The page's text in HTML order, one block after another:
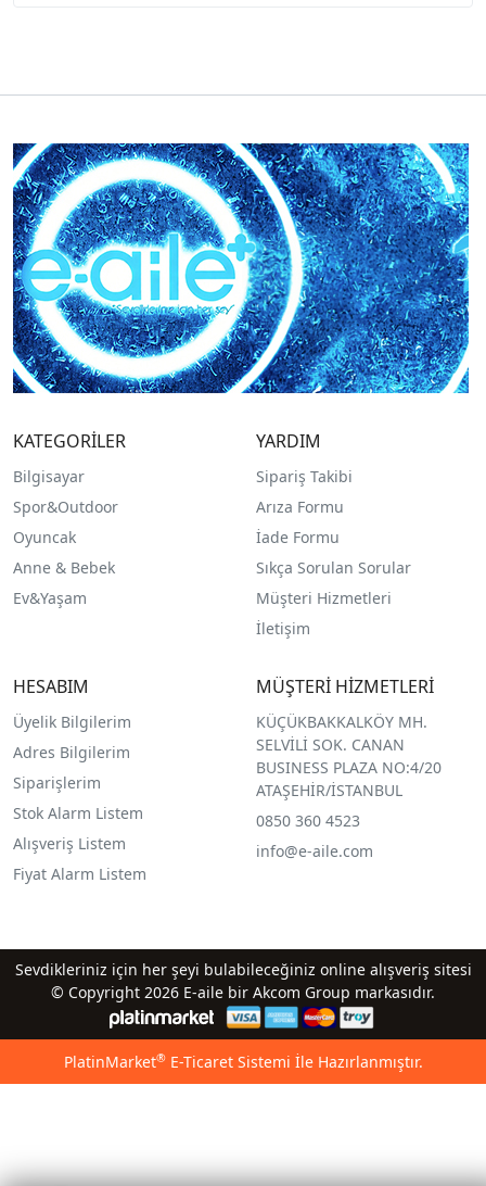
KATEGORİLER
Bilgisayar
Spor&Outdoor
Oyuncak
Anne & Bebek
Ev&Yaşam
YARDIM
Sipariş Takibi
Arıza Formu
İade Formu
Sıkça Sorulan Sorular
Müşteri Hizmetleri
İletişim
HESABIM
Üyelik Bilgilerim
Adres Bilgilerim
Siparişlerim
Stok Alarm Listem
Alışveriş Listem
Fiyat Alarm Listem
MÜŞTERİ HİZMETLERİ
KÜÇÜKBAKKALKÖY MH.
SELVİLİ SOK. CANAN
BUSINESS PLAZA NO:4/20
ATAŞEHİR/İSTANBUL
0850 360 4523
info@e-aile.com
Sevdikleriniz için her şeyi bulabileceğiniz online alışveriş sitesi
© Copyright 2026 E-aile bir Akcom Group markasıdır.
PlatinMarket®E-Ticaret Sistemi İle Hazırlanmıştır.